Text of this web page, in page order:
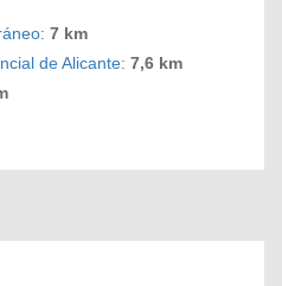
: 7 km
de Alicante: 7,6 km